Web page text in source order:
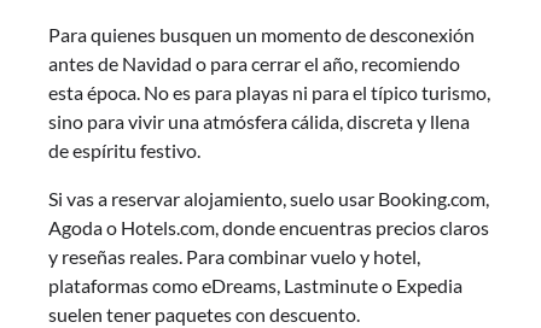
Para quienes busquen un momento de desconexión
antes de Navidad o para cerrar el año, recomiendo
esta época. No es para playas ni para el típico turismo,
sino para vivir una atmósfera cálida, discreta y llena
de espíritu festivo.
Si vas a reservar alojamiento, suelo usar Booking.com,
Agoda o Hotels.com, donde encuentras precios claros
y reseñas reales. Para combinar vuelo y hotel,
plataformas como eDreams, Lastminute o Expedia
suelen tener paquetes con descuento.